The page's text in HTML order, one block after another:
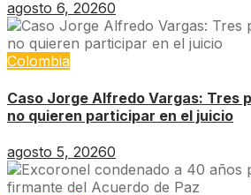
agosto 6, 20260
Colombia
Caso Jorge Alfredo Vargas: Tres
no quieren participar en el juicio
agosto 5, 20260